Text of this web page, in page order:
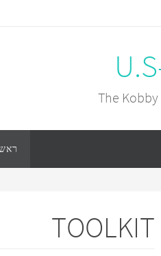
The
TOOLKIT